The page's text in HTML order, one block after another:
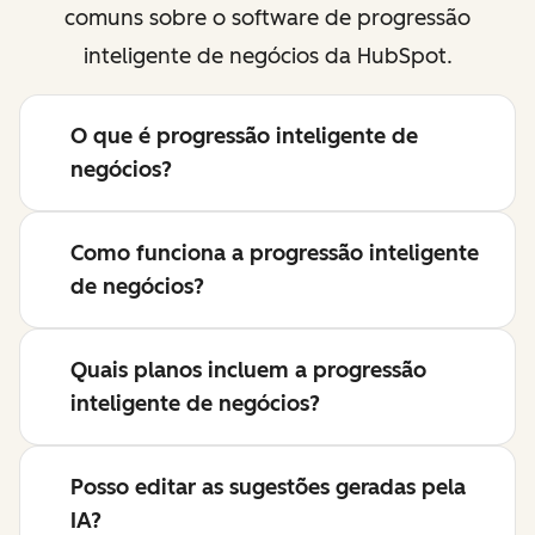
comuns sobre o software de progressão
inteligente de negócios da HubSpot.
O que é progressão inteligente de
negócios?
Como funciona a progressão inteligente
de negócios?
Quais planos incluem a progressão
inteligente de negócios?
Posso editar as sugestões geradas pela
IA?